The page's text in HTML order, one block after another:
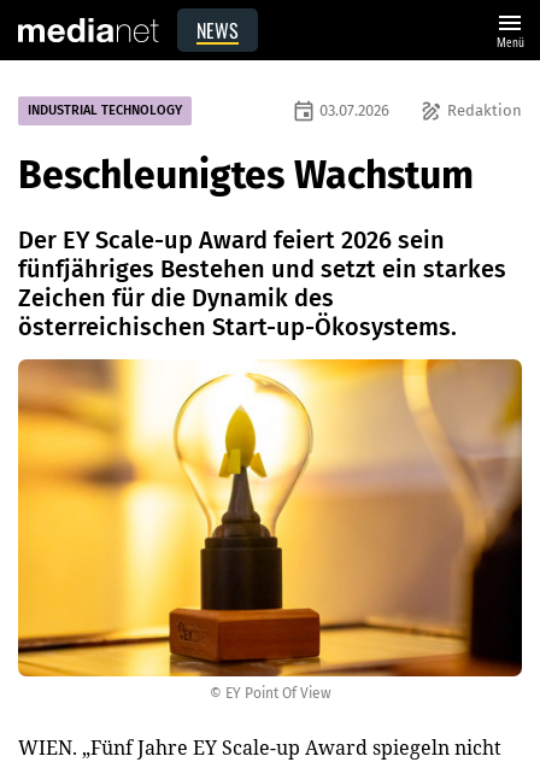
NEWS menu
Menü
© EY Point Of View
INDUSTRIAL TECHNOLOGY draw Redaktion
event 03.07.2026
Beschleunigtes Wachstum
Der EY Scale-up Award feiert 2026 sein
fünfjähriges Bestehen und setzt ein starkes
Zeichen für die Dynamik des
österreichischen Start-up-Ökosystems.
WIEN. „Fünf Jahre EY Scale-up Award spiegeln nicht